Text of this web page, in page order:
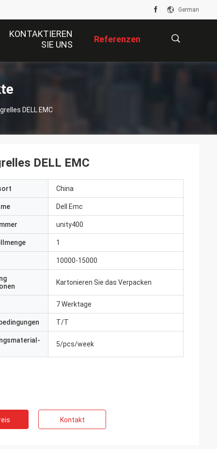
German
KONTAKTIEREN
SIE UNS
Referenzen
DELL EMC
DELL EMC
China
Dell Emc
unity400
1
10000-15000
Kartonieren Sie das Verpacken
7 Werktage
T/T
5/pcs/week
Kontakt